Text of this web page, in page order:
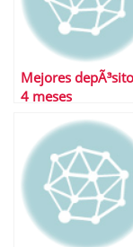
Mejores
4 meses